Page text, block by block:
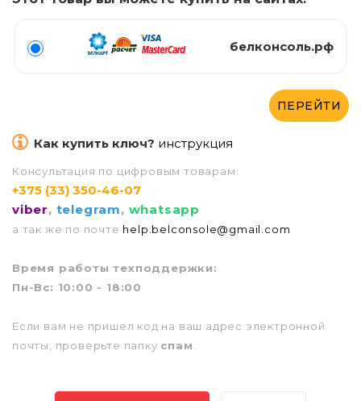
белконсоль.рф
ПЕРЕЙТИ
Как купить ключ? инструкция
Консультация по цифровым товарам:
+375 (33) 350-46-07
viber, telegram, whatsapp
а так же по почте help.belconsole@gmail.com
Время работы техподдержки:
Пн-Вс: 10:00 - 18:00
Если вам не пришел код на ваш адрес электронной
почты, проверьте папку спам.